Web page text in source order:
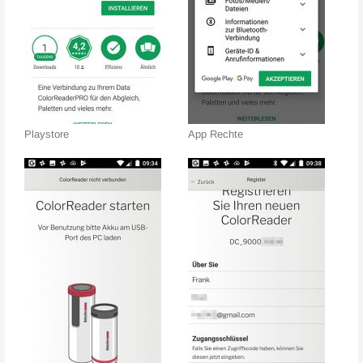
Playstore App Rechte